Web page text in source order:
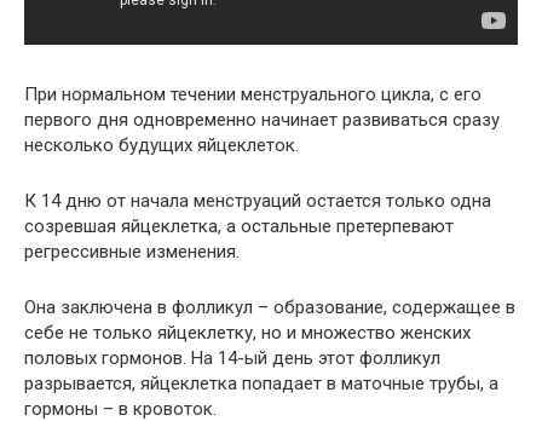
При нормальном течении менструального цикла, с его
первого дня одновременно начинает развиваться сразу
несколько будущих яйцеклеток.
К 14 дню от начала менструаций остается только одна
созревшая яйцеклетка, а остальные претерпевают
регрессивные изменения.
Она заключена в фолликул – образование, содержащее в
себе не только яйцеклетку, но и множество женских
половых гормонов. На 14-ый день этот фолликул
разрывается, яйцеклетка попадает в маточные трубы, а
гормоны – в кровоток.